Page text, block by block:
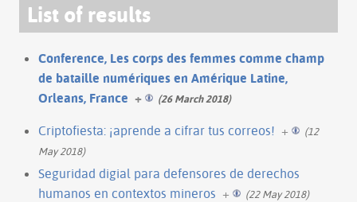
List of results
Conference, Les corps des femmes comme champ
de bataille numériques en Amérique Latine,
Orleans, France + (26 March 2018)
Criptofiesta: ¡aprende a cifrar tus correos! +
(12
May 2018)
Seguridad digial para defensores de derechos
humanos en contextos mineros + (22 May 2018)